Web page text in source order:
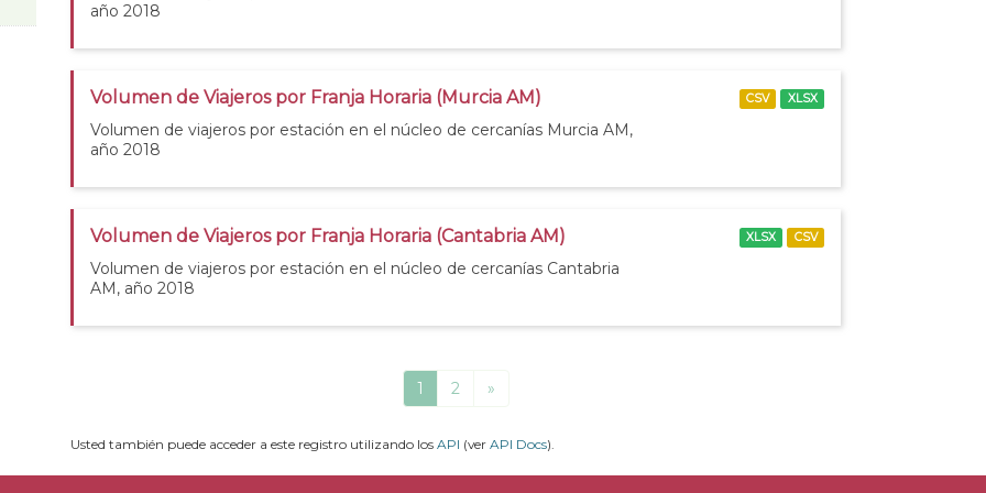
año 2018
Volumen de Viajeros por Franja Horaria (Murcia AM)
Volumen de viajeros por estación en el núcleo de cercanías Murcia AM,
año 2018
CSV XLSX
Volumen de Viajeros por Franja Horaria (Cantabria AM)
Volumen de viajeros por estación en el núcleo de cercanías Cantabria
AM, año 2018
XLSX CSV
1 2 »
Usted también puede acceder a este registro utilizando los API (ver API Docs).